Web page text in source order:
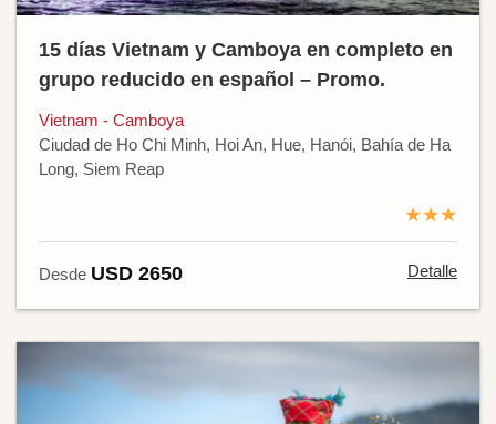
15 días Vietnam y Camboya en completo en
grupo reducido en español – Promo.
Vietnam - Camboya
Ciudad de Ho Chi Minh, Hoi An, Hue, Hanói, Bahía de Ha
Long, Siem Reap
★★★
Desde USD 2650 Detalle